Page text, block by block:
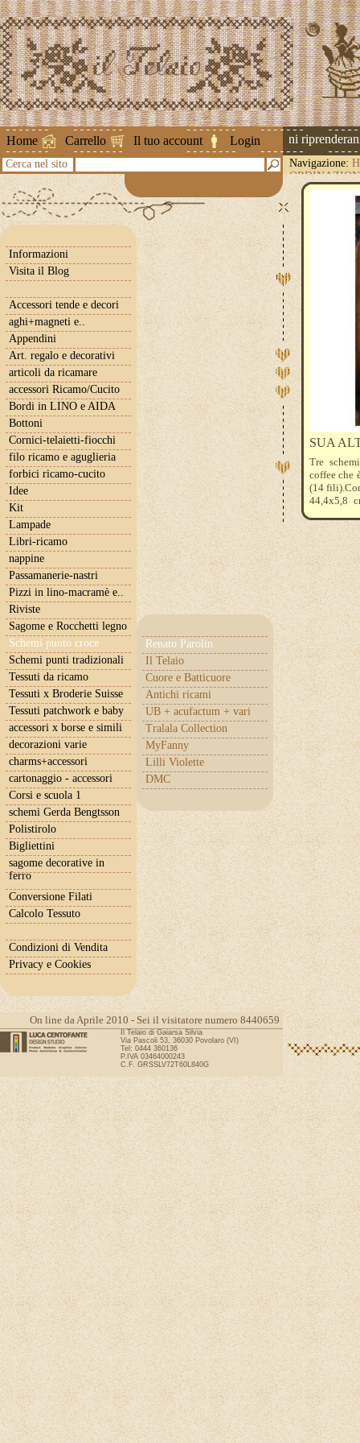
Home Carrello Il tuo account Login
Attenzione ! Le spedizioni
Cerca nel sito Navigazione:
Informazioni
Visita il Blog
Accessori tende e decori
aghi+magneti e..
Appendini
Art. regalo e decorativi
articoli da ricamare
accessori Ricamo/Cucito
Bordi in LINO e AIDA
Bottoni
Cornici-telaietti-fiocchi
filo ricamo e aguglieria
forbici ricamo-cucito
Idee
Kit
Lampade
Libri-ricamo
nappine
Passamanerie-nastri
Pizzi in lino-macramè e..
Riviste
Sagome e Rocchetti legno
Schemi punto croce
Renato Parolin
Il Telaio
Cuore e Batticuore
Antichi ricami
UB + acufactum + vari
Tralala Collection
MyFanny
Lilli Violette
DMC
Schemi punti tradizionali
Tessuti da ricamo
Tessuti x Broderie Suisse
Tessuti patchwork e baby
accessori x borse e simili
decorazioni varie
charms+accessori
cartonaggio - accessori
Corsi e scuola 1
schemi Gerda Bengtsson
Polistirolo
Bigliettini
sagome decorative in
ferro
Conversione Filati
Calcolo Tessuto
Condizioni di Vendita
Privacy e Cookies
SUA
Tre
coffee che
(14
44,4x5,8
seguenti
523-934-
On line da Aprile 2010 - Sei il visitatore numero 8440659
Il Telaio di Gaiarsa Silvia
Via Pascoli 53, 36030 Povolaro (VI)
Tel: 0444 360136
P.IVA 03464000243
C.F. GRSSLV72T60L840G